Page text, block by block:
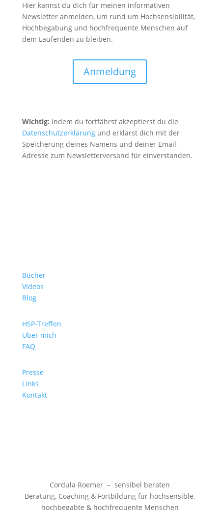
Hier kannst du dich für meinen informativen
Newsletter anmelden, um rund um Hochsensibilität,
Hochbegabung und hochfrequente Menschen auf
dem Laufenden zu bleiben.
Anmeldung
Wichtig: Indem du fortfährst akzeptierst du die
Datenschutzerklärungund erklärst dich mit der
Speicherung deines Namens und deiner Email-
Adresse zum Newsletterversand für einverstanden.
Bücher
Videos
Blog
HSP-Treffen
Über mich
FAQ
Presse
Links
Kontakt
Cordula Roemer – sensibel beraten
Beratung, Coaching & Fortbildung für hochsensible,
hochbegabte & hochfrequente Menschen